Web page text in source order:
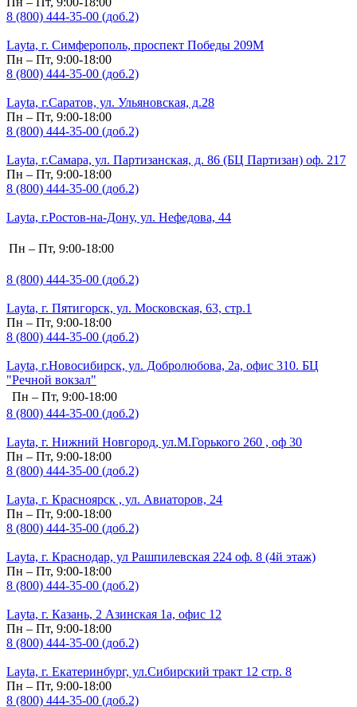
8 (800) 444-35-00 (доб.2)
Layta, г. Симферополь, проспект Победы 209М
Пн – Пт, 9:00-18:00
8 (800) 444-35-00 (доб.2)
Layta, г.Саратов, ул. Ульяновская, д.28
Пн – Пт, 9:00-18:00
8 (800) 444-35-00 (доб.2)
Layta, г.Самара, ул. Партизанская, д. 86 (БЦ Партизан) оф. 217
Пн – Пт, 9:00-18:00
8 (800) 444-35-00 (доб.2)
Layta, г.Ростов-на-Дону, ул. Нефедова, 44
Пн – Пт, 9:00-18:00
8 (800) 444-35-00 (доб.2)
Layta, г. Пятигорск, ул. Московская, 63, стр.1
Пн – Пт, 9:00-18:00
8 (800) 444-35-00 (доб.2)
Layta, г.Новосибирск, ул. Добролюбова, 2а, офис 310. БЦ
"Речной вокзал"
Пн – Пт, 9:00-18:00
8 (800) 444-35-00 (доб.2)
Layta, г. Нижний Новгород, ул.М.Горького 260 , оф 30
Пн – Пт, 9:00-18:00
8 (800) 444-35-00 (доб.2)
Layta, г. Красноярск , ул. Авиаторов, 24
Пн – Пт, 9:00-18:00
8 (800) 444-35-00 (доб.2)
Layta, г. Краснодар, ул Рашпилевская 224 оф. 8 (4й этаж)
Пн – Пт, 9:00-18:00
8 (800) 444-35-00 (доб.2)
Layta, г. Казань, 2 Азинская 1а, офис 12
Пн – Пт, 9:00-18:00
8 (800) 444-35-00 (доб.2)
Layta, г. Екатеринбург, ул.Сибирский тракт 12 стр. 8
Пн – Пт, 9:00-18:00
8 (800) 444-35-00 (доб.2)